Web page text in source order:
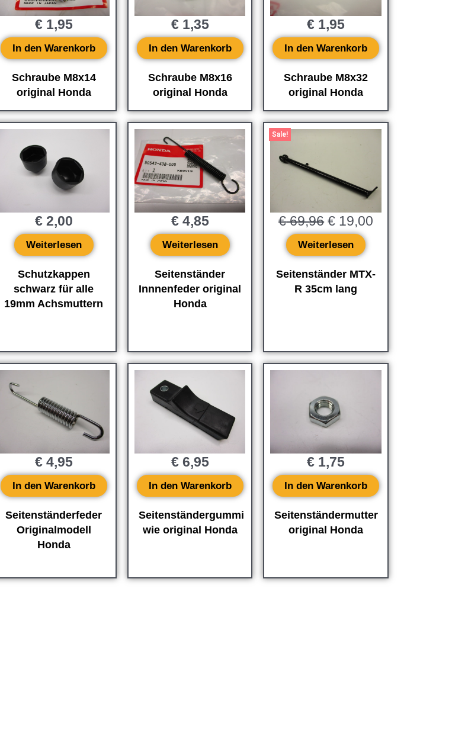
Schraube M8x14
original Honda
€1,95
In den Warenkorb
Schraube M8x16
original Honda
€1,35
In den Warenkorb
Schraube M8x32
original Honda
€ 1,95
In den Warenkorb
Schutzkappen
schwarz für alle
19mm Achsmuttern
€2,00
Weiterlesen
Seitenständer
Innnenfeder original
Honda
€4,85
Weiterlesen
Sale!
Seitenständer MTX-
R 35cm lang
€69,96
Ursprünglicher
€ 19,00
Aktueller
Weiterlesen
Seitenständerfeder
Originalmodell
Honda
€4,95
In den Warenkorb
Seitenständergummi
wie original Honda
€6,95
In den Warenkorb
Seitenständermutter
original Honda
€ 1,75
In den Warenkorb